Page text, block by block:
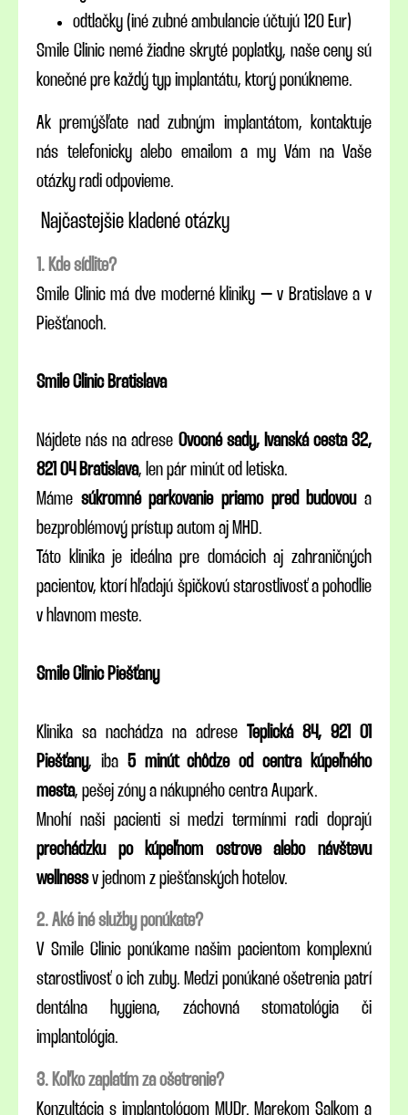
odtlačky (iné zubné ambulancie účtujú 120 Eur)
Smile Clinic nemé žiadne skryté poplatky, naše ceny sú
konečné pre každý typ implantátu, ktorý ponúkneme.
Ak premýšľate nad zubným implantátom, kontaktuje
nás telefonicky alebo emailom a my Vám na Vaše
otázky radi odpovieme.
Najčastejšie kladené otázky
1. Kde sídlite?
Smile Clinic má dve moderné kliniky – v Bratislave a v
Piešťanoch.
Smile Clinic Bratislava
Nájdete nás na adrese Ovocné sady, Ivanská cesta 32,
821 04 Bratislava, len pár minút od letiska.
Máme súkromné parkovanie priamo pred budovoua
bezproblémový prístup autom aj MHD.
Táto klinika je ideálna pre domácich aj zahraničných
pacientov, ktorí hľadajú špičkovú starostlivosť a pohodlie
v hlavnom meste.
Smile Clinic Piešťany
Klinika sa nachádza na adrese Teplická 84, 921 01
Piešťany, iba 5 minút chôdze od centra kúpeľného
mesta, pešej zóny a nákupného centra Aupark.
Mnohí naši pacienti si medzi termínmi radi doprajú
prechádzku po kúpeľnom ostrove alebo návštevu
wellnessv jednom z piešťanských hotelov.
2. Aké iné služby ponúkate?
V Smile Clinic ponúkame našim pacientom komplexnú
starostlivosť o ich zuby. Medzi ponúkané ošetrenia patrí
dentálna hygiena, záchovná stomatológia či
implantológia.
3. Koľko zaplatím za ošetrenie?
Konzultácia s implantológom MUDr. Marekom Salkom a